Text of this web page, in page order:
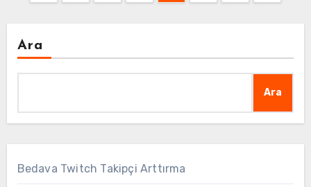
Ara
Ara
Bedava Twitch Takipçi Arttırma